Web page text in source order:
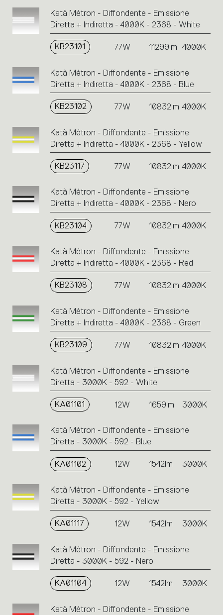
Katà Métron - Diffondente - Emissione
Diretta + Indiretta - 4000K - 2368 - White
KB23101 77W 11299lm 4000K
Katà Métron - Diffondente - Emissione
Diretta + Indiretta - 4000K - 2368 - Blue
KB23102 77W 10832lm 4000K
Katà Métron - Diffondente - Emissione
Diretta + Indiretta - 4000K - 2368 - Yellow
KB23117 77W 10832lm 4000K
Katà Métron - Diffondente - Emissione
Diretta + Indiretta - 4000K - 2368 - Nero
KB23104 77W 10832lm 4000K
Katà Métron - Diffondente - Emissione
Diretta + Indiretta - 4000K - 2368 - Red
KB23108 77W 10832lm 4000K
Katà Métron - Diffondente - Emissione
Diretta + Indiretta - 4000K - 2368 - Green
KB23109 77W 10832lm 4000K
Katà Métron - Diffondente - Emissione
Diretta - 3000K - 592 - White
KA01101 12W 1659lm 3000K
Katà Métron - Diffondente - Emissione
Diretta - 3000K - 592 - Blue
KA01102 12W 1542lm 3000K
Katà Métron - Diffondente - Emissione
Diretta - 3000K - 592 - Yellow
KA01117 12W 1542lm 3000K
Katà Métron - Diffondente - Emissione
Diretta - 3000K - 592 - Nero
KA01104 12W 1542lm 3000K
Katà Métron - Diffondente - Emissione